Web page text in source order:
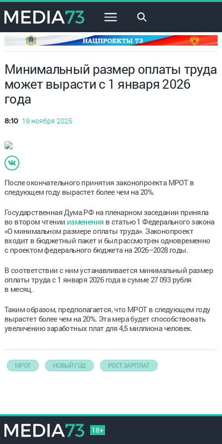
×
Минимальный размер оплаты труда
может вырасти с 1 января 2026
года
8:10 19 ноября 2025
После окончательного принятия законопроекта МРОТ в
следующем году вырастет более чем на 20%.
Государственная Дума РФ на пленарном заседании приняла
во втором чтении изменения в статью 1 Федерального закона
«О минимальном размере оплаты труда». Законопроект
входит в бюджетный пакет и был рассмотрен одновременно
с проектом федерального бюджета на 2026–2028 годы.
В соответствии с ним устанавливается минимальный размер
оплаты труда с 1 января 2026 года в сумме 27 093 рубля
в месяц.
Таким образом, предполагается, что МРОТ в следующем году
вырастет более чем на 20%. Эта мера будет способствовать
увеличению заработных плат для 4,5 миллиона человек.
МРОТ НОВЫЙ ГОД РОСТ ЗАРПЛАТ
18+